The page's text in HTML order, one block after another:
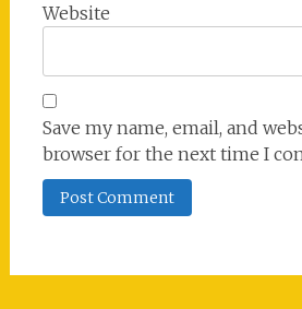
Website
Save my name, email, and
browser for the next time I